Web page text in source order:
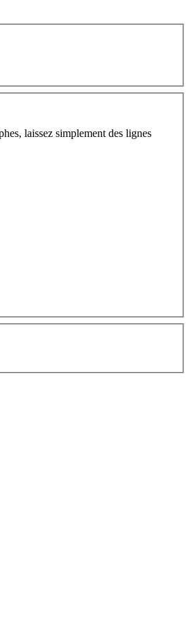
laissez simplement des lignes